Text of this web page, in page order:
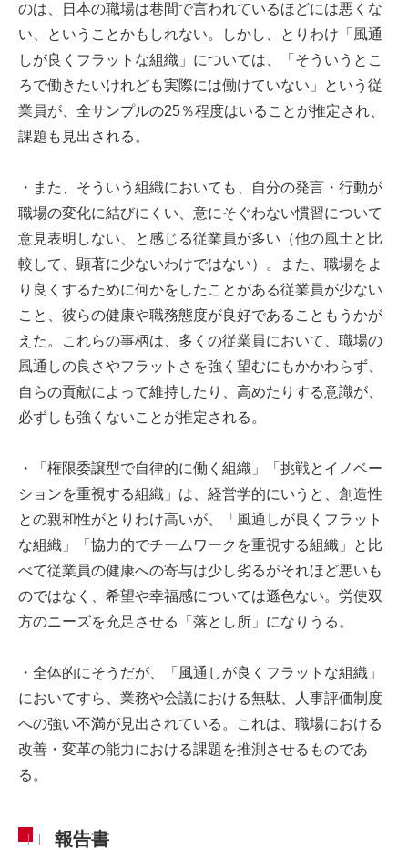
のは、日本の職場は巷間で言われているほどには悪くな
い、ということかもしれない。しかし、とりわけ「風通
しが良くフラットな組織」については、「そういうとこ
ろで働きたいけれども実際には働けていない」という従
業員が、全サンプルの25％程度はいることが推定され、
課題も見出される。
・また、そういう組織においても、自分の発言・行動が
職場の変化に結びにくい、意にそぐわない慣習について
意見表明しない、と感じる従業員が多い（他の風土と比
較して、顕著に少ないわけではない）。また、職場をよ
り良くするために何かをしたことがある従業員が少ない
こと、彼らの健康や職務態度が良好であることもうかが
えた。これらの事柄は、多くの従業員において、職場の
風通しの良さやフラットさを強く望むにもかかわらず、
自らの貢献によって維持したり、高めたりする意識が、
必ずしも強くないことが推定される。
・「権限委譲型で自律的に働く組織」「挑戦とイノベー
ションを重視する組織」は、経営学的にいうと、創造性
との親和性がとりわけ高いが、「風通しが良くフラット
な組織」「協力的でチームワークを重視する組織」と比
べて従業員の健康への寄与は少し劣るがそれほど悪いも
のではなく、希望や幸福感については遜色ない。労使双
方のニーズを充足させる「落とし所」になりうる。
・全体的にそうだが、「風通しが良くフラットな組織」
においてすら、業務や会議における無駄、人事評価制度
への強い不満が見出されている。これは、職場における
改善・変革の能力における課題を推測させるものであ
る。
報告書